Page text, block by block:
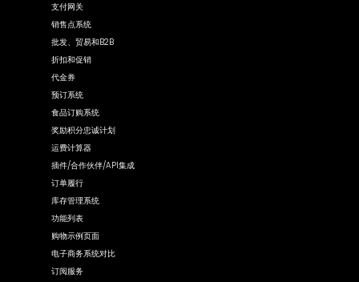
支付网关
销售点系统
批发、贸易和B2B
折扣和促销
代金券
预订系统
食品订购系统
奖励积分忠诚计划
运费计算器
插件/合作伙伴/API集成
订单履行
库存管理系统
功能列表
购物示例页面
电子商务系统对比
订阅服务